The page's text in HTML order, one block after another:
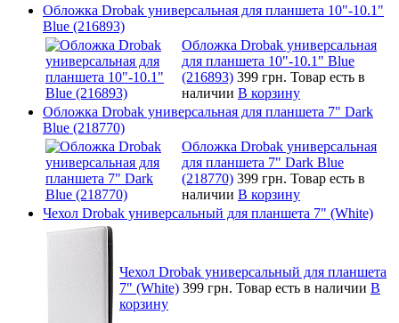
Обложка Drobak универсальная для планшета 10"-10.1"
Blue (216893)
Обложка Drobak универсальная
для планшета 10"-10.1" Blue
(216893) 399 грн. Товар есть в
наличии В корзину
Обложка Drobak универсальная для планшета 7" Dark
Blue (218770)
Обложка Drobak универсальная
для планшета 7" Dark Blue
(218770) 399 грн. Товар есть в
наличии В корзину
Чехол Drobak универсальный для планшета 7" (White)
Чехол Drobak универсальный для планшета
7" (White) 399 грн. Товар есть в наличии В
корзину